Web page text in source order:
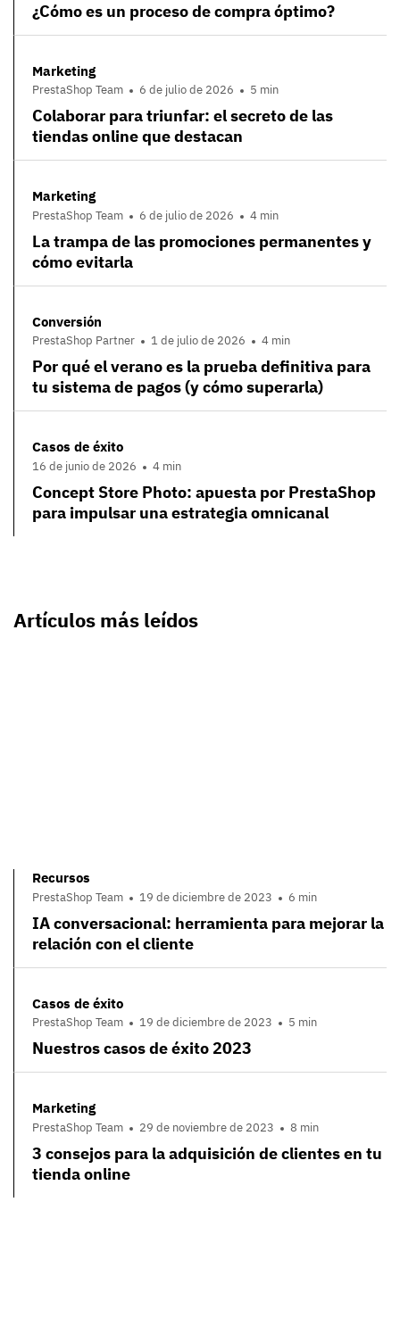
¿Cómo es un proceso de compra óptimo?
Marketing
PrestaShop Team 6 de julio de 2026 5 min
Colaborar para triunfar: el secreto de las
tiendas online que destacan
Marketing
PrestaShop Team 6 de julio de 2026 4 min
La trampa de las promociones permanentes y
cómo evitarla
Conversión
PrestaShop Partner 1 de julio de 2026 4 min
Por qué el verano es la prueba definitiva para
tu sistema de pagos (y cómo superarla)
Casos de éxito
16 de junio de 2026 4 min
Concept Store Photo: apuesta por PrestaShop
para impulsar una estrategia omnicanal
Artículos más leídos
Recursos
PrestaShop Team 19 de diciembre de 2023 6 min
IA conversacional: herramienta para mejorar la
relación con el cliente
Casos de éxito
PrestaShop Team 19 de diciembre de 2023 5 min
Nuestros casos de éxito 2023
Marketing
PrestaShop Team 29 de noviembre de 2023 8 min
3 consejos para la adquisición de clientes en tu
tienda online